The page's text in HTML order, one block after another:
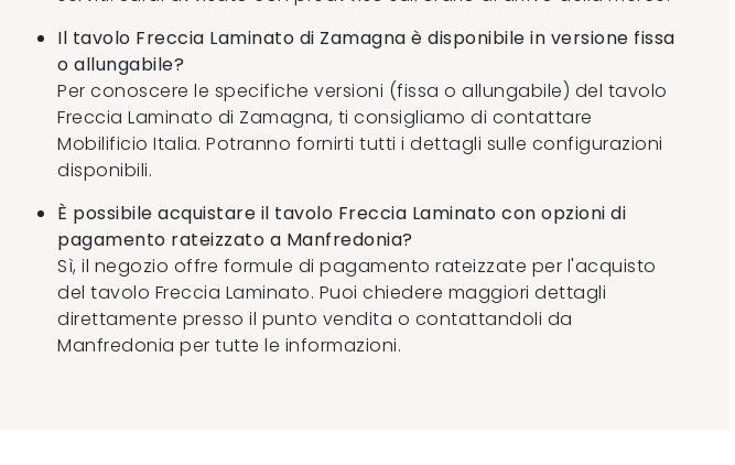
Il tavolo Freccia Laminato di Zamagna è disponibile in versione fissa
o allungabile?
Per conoscere le specifiche versioni (fissa o allungabile) del tavolo
Freccia Laminato di Zamagna, ti consigliamo di contattare
Mobilificio Italia. Potranno fornirti tutti i dettagli sulle configurazioni
disponibili.
È possibile acquistare il tavolo Freccia Laminato con opzioni di
pagamento rateizzato a Manfredonia?
Sì, il negozio offre formule di pagamento rateizzate per l'acquisto
del tavolo Freccia Laminato. Puoi chiedere maggiori dettagli
direttamente presso il punto vendita o contattandoli da
Manfredonia per tutte le informazioni.